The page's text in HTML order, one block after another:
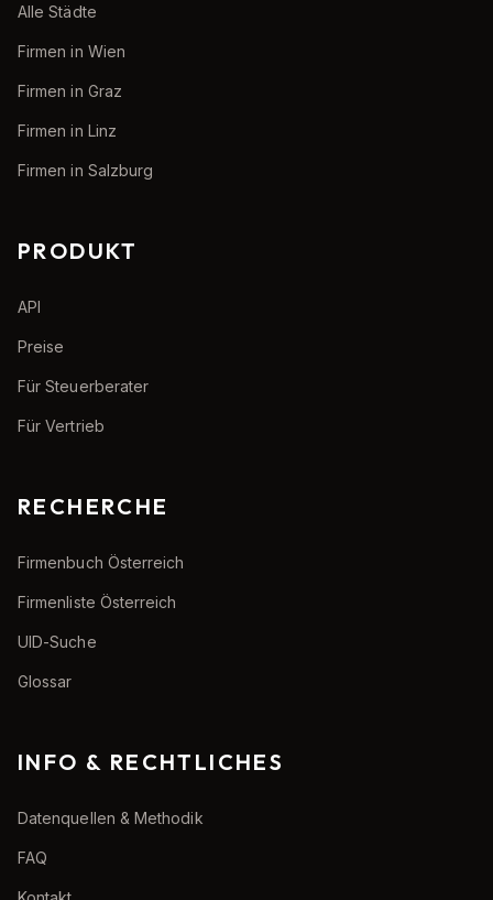
Alle Städte
Firmen in Wien
Firmen in Graz
Firmen in Linz
Firmen in Salzburg
PRODUKT
API
Preise
Für Steuerberater
Für Vertrieb
RECHERCHE
Firmenbuch Österreich
Firmenliste Österreich
UID-Suche
Glossar
INFO & RECHTLICHES
Datenquellen & Methodik
FAQ